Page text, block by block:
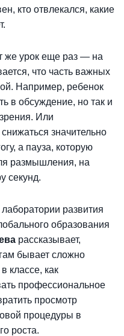
кто отвлекался, какие
же урок еще раз — на
что часть важных
Например, ребенок
в обсуждение, но так и
Или
значительно
а пауза, которую
размышления, на
секунд.
развития
образования
рассказывает,
бывает сложно
классе, как
профессиональное
просмотр
процедуры в
роста.